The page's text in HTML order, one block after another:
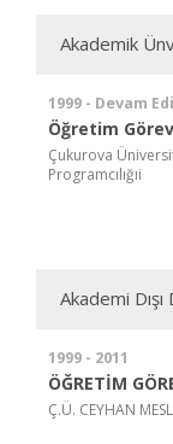
Akademik
1999 - Devam
Öğretim
Çukurova
Programcılığıi
Akademi
1999 - 2011
ÖĞRETİM
Ç.Ü. CEYHAN